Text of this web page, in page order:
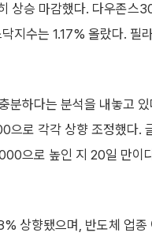
상승 마감했다. 다우존스
수는 1.17% 올랐다. 필
분하다는 분석을 내놓고
로 각각 상향 조정했다.
으로 높인 지 20일 만이
상향됐으며, 반도체 업